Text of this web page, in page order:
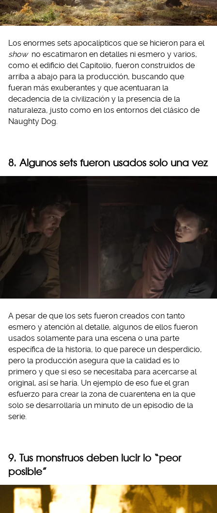
Los enormes sets apocalípticos que se hicieron para el
show no escatimaron en detalles ni esmero y varios,
como el edificio del Capitolio, fueron construidos de
arriba a abajo para la producción, buscando que
fueran más exuberantes y que acentuaran la
decadencia de la civilización y la presencia de la
naturaleza, justo como en los entornos del clásico de
Naughty Dog.
8. Algunos sets fueron usados solo una vez
A pesar de que los sets fueron creados con tanto
esmero y atención al detalle, algunos de ellos fueron
usados solamente para una escena o una parte
específica de la historia, lo que parece un desperdicio,
pero la producción asegura que la calidad es lo
primero y que si eso se necesitaba para acercarse al
original, así se haría. Un ejemplo de eso fue el gran
esfuerzo para crear la zona de cuarentena en la que
solo se desarrollaría un minuto de un episodio de la
serie.
9. Tus monstruos deben lucir lo “peor
posible”